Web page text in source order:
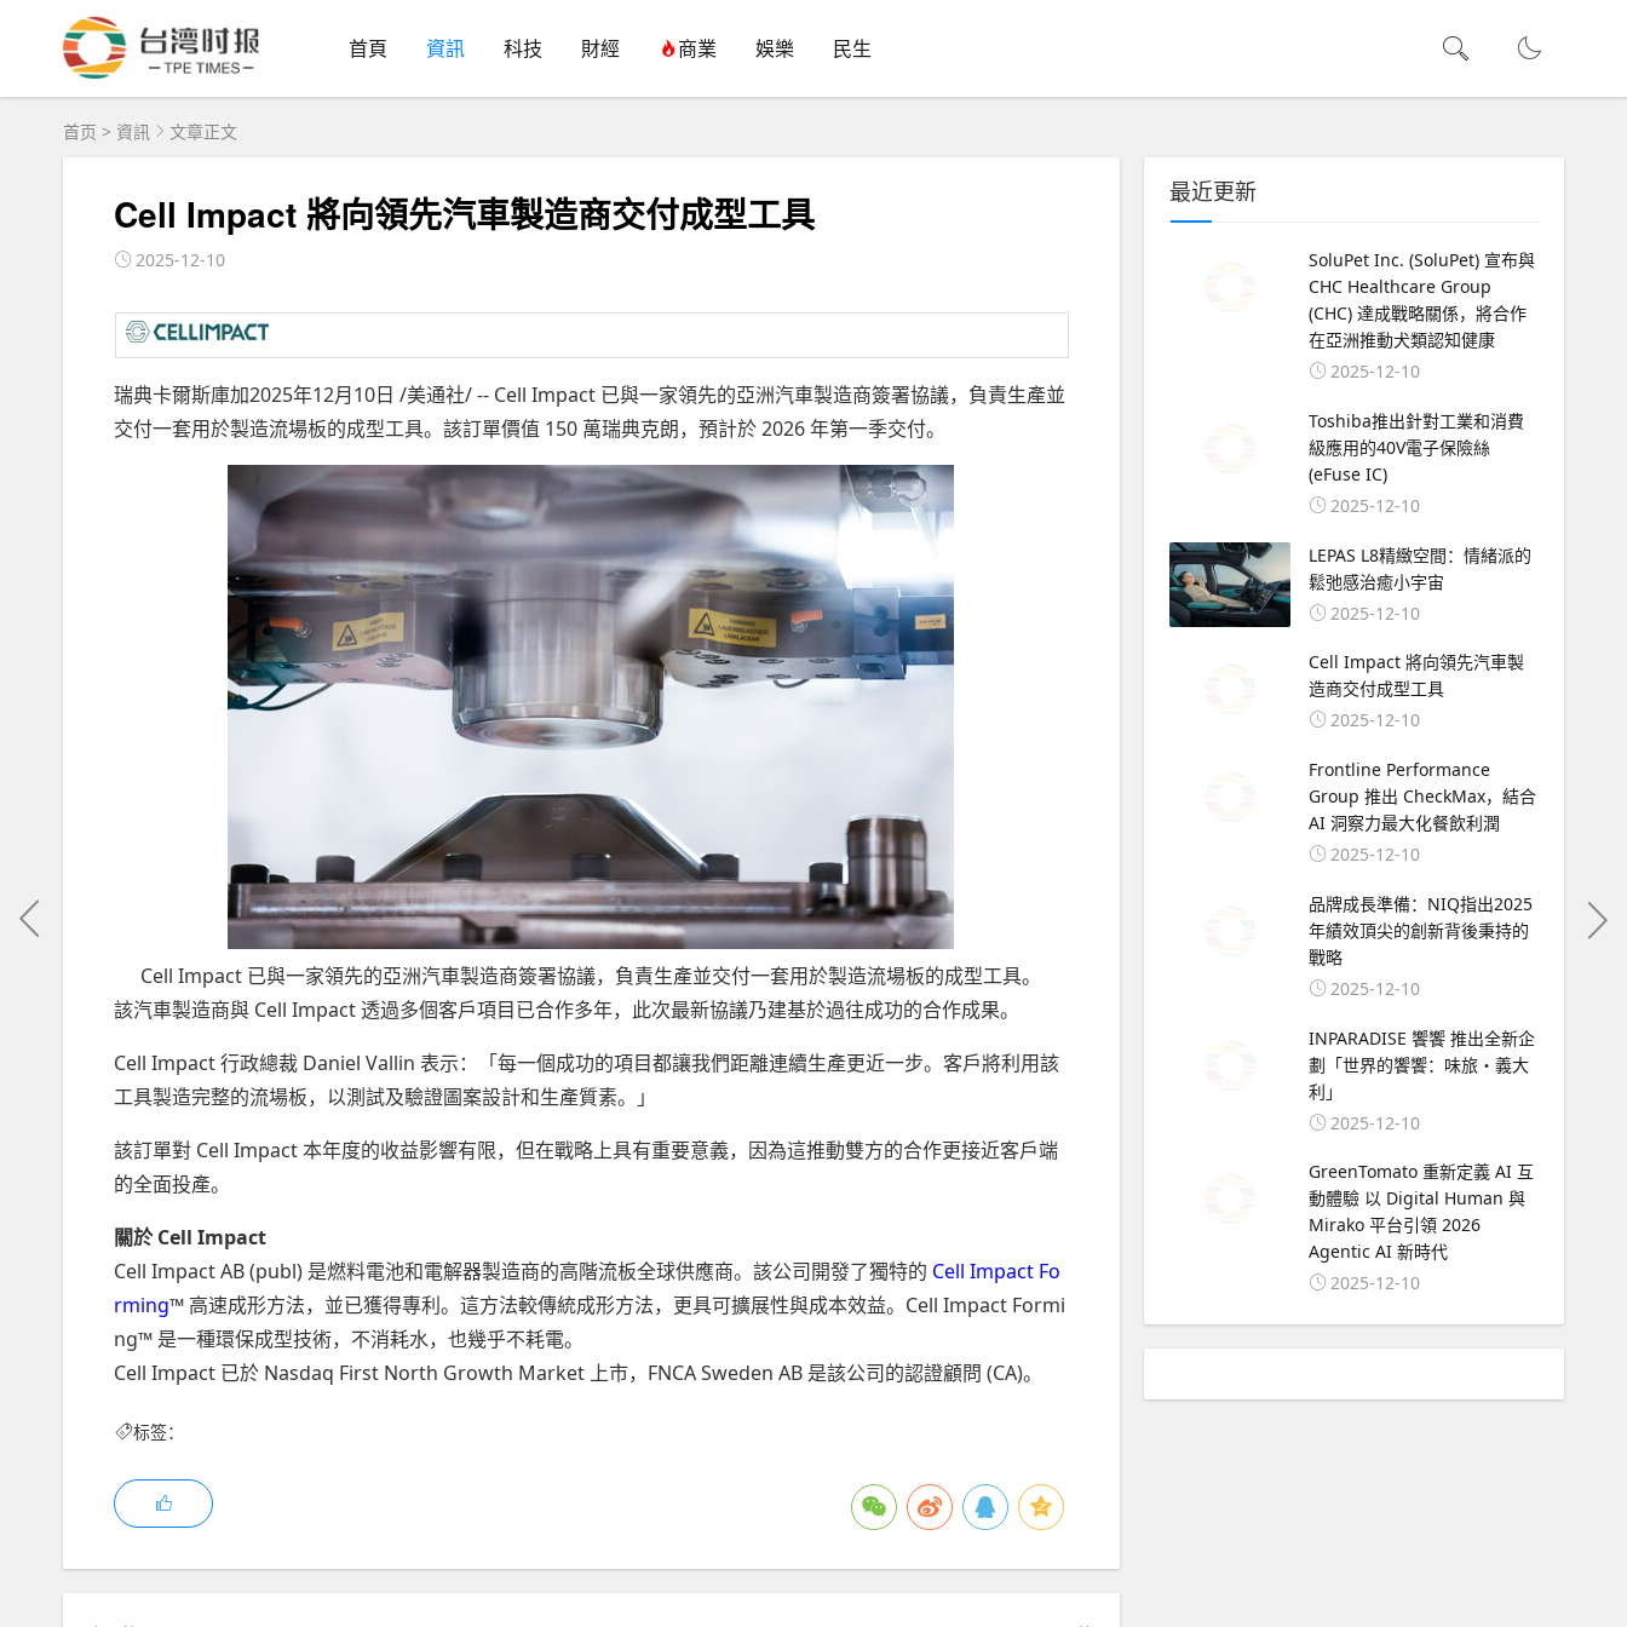
首頁 資訊 科技 財經 商業 娛樂 民生
首页 > 資訊 文章正文
Cell Impact 將向領先汽車製造商交付成型工具
2025-12-10
瑞典卡爾斯庫加2025年12月10日 /美通社/ -- Cell Impact 已與一家領先的亞洲汽車製造商簽署協議，負責生產並
交付一套用於製造流場板的成型工具。該訂單價值 150 萬瑞典克朗，預計於 2026 年第一季交付。
Cell Impact 已與一家領先的亞洲汽車製造商簽署協議，負責生產並交付一套用於製造流場板的成型工具。
該汽車製造商與 Cell Impact 透過多個客戶項目已合作多年，此次最新協議乃建基於過往成功的合作成果。
Cell Impact 行政總裁 Daniel Vallin 表示：「每一個成功的項目都讓我們距離連續生產更近一步。客戶將利用該
工具製造完整的流場板，以測試及驗證圖案設計和生產質素。」
該訂單對 Cell Impact 本年度的收益影響有限，但在戰略上具有重要意義，因為這推動雙方的合作更接近客戶端
的全面投產。
關於 Cell Impact
Cell Impact AB (publ) 是燃料電池和電解器製造商的高階流板全球供應商。該公司開發了獨特的 Cell Impact Fo
rming™ 高速成形方法，並已獲得專利。這方法較傳統成形方法，更具可擴展性與成本效益。Cell Impact Formi
ng™ 是一種環保成型技術，不消耗水，也幾乎不耗電。
Cell Impact 已於 Nasdaq First North Growth Market 上市，FNCA Sweden AB 是該公司的認證顧問 (CA)。
标签：
最近更新
SoluPet Inc. (SoluPet) 宣布與
CHC Healthcare Group
(CHC) 達成戰略關係，將合作
在亞洲推動犬類認知健康
2025-12-10
Toshiba推出針對工業和消費
級應用的40V電子保險絲
(eFuse IC)
2025-12-10
LEPAS L8精緻空間：情緒派的
鬆弛感治癒小宇宙
2025-12-10
Cell Impact 將向領先汽車製
造商交付成型工具
2025-12-10
Frontline Performance
Group 推出 CheckMax，結合
AI 洞察力最大化餐飲利潤
2025-12-10
品牌成長準備：NIQ指出2025
年績效頂尖的創新背後秉持的
戰略
2025-12-10
INPARADISE 饗饗 推出全新企
劃「世界的饗饗：味旅・義大
利」
2025-12-10
GreenTomato 重新定義 AI 互
動體驗 以 Digital Human 與
Mirako 平台引領 2026
Agentic AI 新時代
2025-12-10